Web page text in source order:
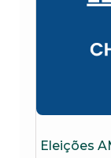
Eleições